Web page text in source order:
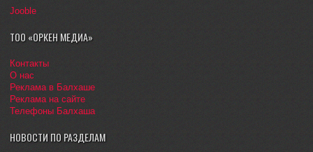
Jooble
ТОО «ОРКЕН МЕДИА»
Контакты
О нас
Реклама в Балхаше
Реклама на сайте
Телефоны Балхаша
НОВОСТИ ПО РАЗДЕЛАМ